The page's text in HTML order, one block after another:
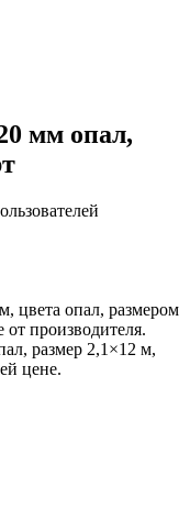
мм опал,
цвета опал, размером
от производителя.
размер 2,1×12 м,
цене.